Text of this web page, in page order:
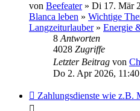
von Beefeater» Di 17. Mär
Blanca leben » Wichtige
Langzeiturlauber» Energie
8 Antworten
4028 Zugriffe
Letzter Beitrag von
Do 2. Apr 2026, 11:40
Zahlungsdienste wie z.B.